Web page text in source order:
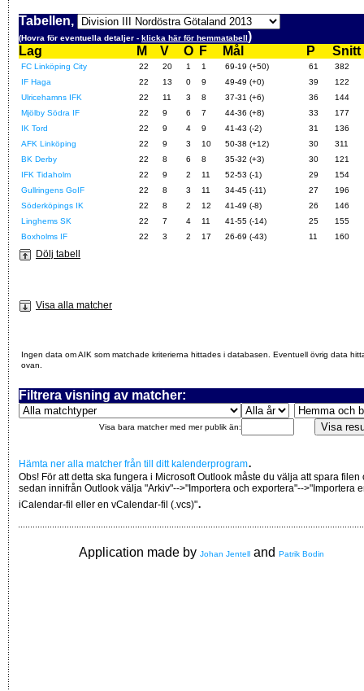
Tabellen,
(Hovra för eventuella detaljer - klicka här för hemmatabell)
Lag
M V O F Mål P Snitt
FC Linköping City 22 20 1 1 69-19 (+50) 61
382
IF Haga
22 13 0 9 49-49 (+0) 39
122
Ulricehamns IFK
22 11 3 8 37-31 (+6) 36
144
Mjölby Södra IF
22 9 6 7 44-36 (+8) 33
177
IK Tord
22 9 4 9 41-43 (-2) 31
136
AFK Linköping
22 9 3 10 50-38 (+12) 30
311
BK Derby
22 8 6 8 35-32 (+3) 30
121
IFK Tidaholm
22 9 2 11 52-53 (-1) 29
154
Gullringens GoIF
22 8 3 11 34-45 (-11) 27
196
Söderköpings IK
22 8 2 12 41-49 (-8) 26
146
Linghems SK
22 7 4 11 41-55 (-14) 25
155
Boxholms IF
22 3 2 17 26-69 (-43) 11 160
Dölj tabell
Visa alla matcher
Ingen data om AIK som matchade kriterierna hittades i databasen. Eventuell övrig data
ovan.
Filtrera visning av matcher:
Visa bara matcher med mer publik än:
Hämta ner alla matcher från till ditt kalenderprogram.
Obs! För att detta ska fungera i Microsoft Outlook måste du välja att spara filen
sedan innifrån Outlook välja "Arkiv"-->"Importera och exportera"-->"Importera
iCalendar-fil eller en vCalendar-fil (.vcs)".
Application made by Johan Jentell and Patrik Bodin